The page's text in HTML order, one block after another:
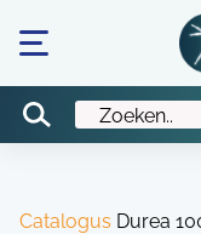
Catalogus Durea